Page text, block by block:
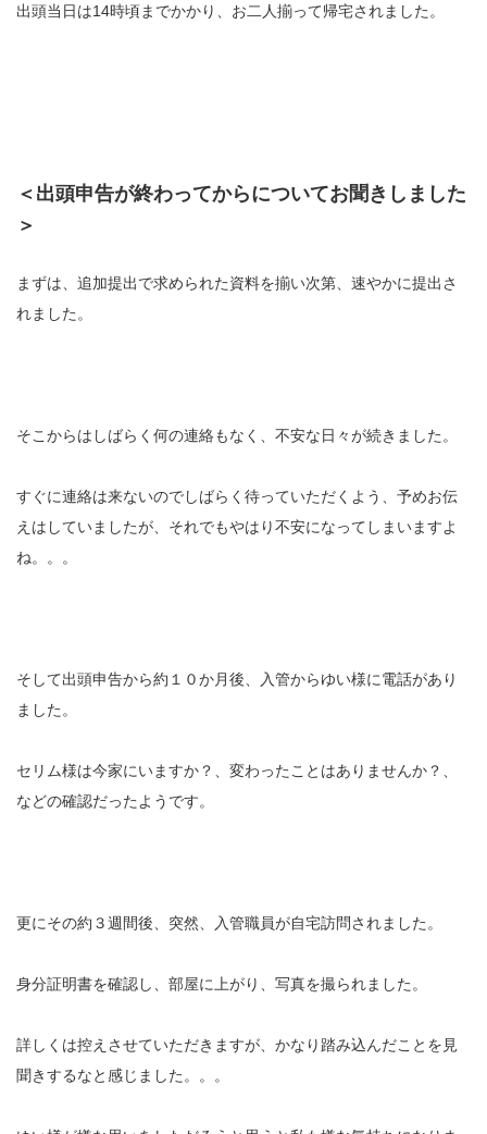
出頭当日は14時頃までかかり、お二人揃って帰宅されました。
＜出頭申告が終わってからについてお聞きしました
＞
まずは、追加提出で求められた資料を揃い次第、速やかに提出さ
れました。
そこからはしばらく何の連絡もなく、不安な日々が続きました。
すぐに連絡は来ないのでしばらく待っていただくよう、予めお伝
えはしていましたが、それでもやはり不安になってしまいますよ
ね。。。
そして出頭申告から約１０か月後、入管からゆい様に電話があり
ました。
セリム様は今家にいますか？、変わったことはありませんか？、
などの確認だったようです。
更にその約３週間後、突然、入管職員が自宅訪問されました。
身分証明書を確認し、部屋に上がり、写真を撮られました。
詳しくは控えさせていただきますが、かなり踏み込んだことを見
聞きするなと感じました。。。